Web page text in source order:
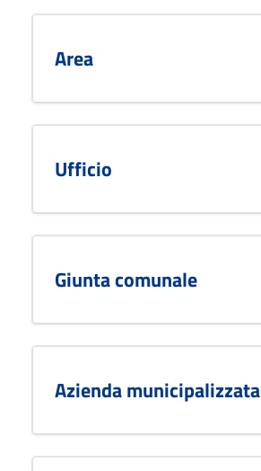
Area
Ufficio
Giunta comunale
Azienda municipalizzata